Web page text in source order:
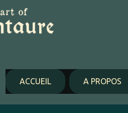
ACCUEIL A PROPOS